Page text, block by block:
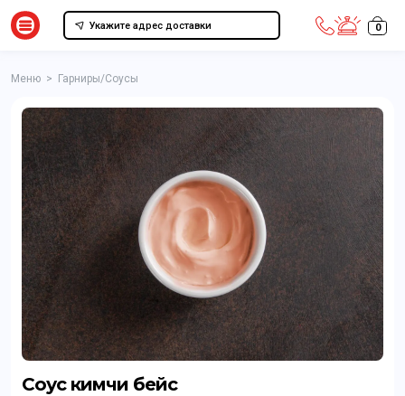
Укажите адрес доставки 0
Меню > Гарниры/Соусы
Соус кимчи бейс